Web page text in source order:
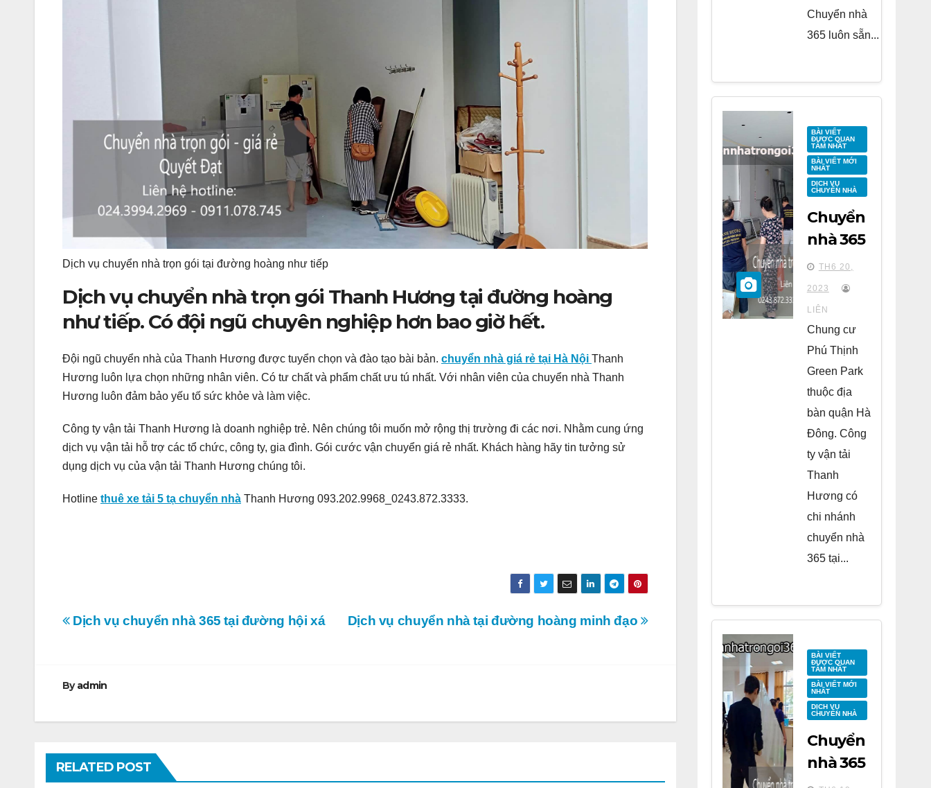
Dịch vụ chuyển nhà trọn gói tại đường hoàng như tiếp
Dịch vụ chuyển nhà trọn gói Thanh Hương tại đường hoàng
như tiếp. Có đội ngũ chuyên nghiệp hơn bao giờ hết.
Đội ngũ chuyển nhà của Thanh Hương được tuyển chọn và đào tạo bài bản. chuyển nhà giá rẻ tại Hà Nội Thanh
Hương luôn lựa chọn những nhân viên. Có tư chất và phẩm chất ưu tú nhất. Với nhân viên của chuyển nhà Thanh
Hương luôn đảm bảo yếu tố sức khỏe và làm việc.
Công ty vận tải Thanh Hương là doanh nghiệp trẻ. Nên chúng tôi muốn mở rộng thị trường đi các nơi. Nhằm cung ứng
dịch vụ vận tải hỗ trợ các tổ chức, công ty, gia đình. Gói cước vận chuyển giá rẻ nhất. Khách hàng hãy tin tưởng sử
dụng dịch vụ của vận tải Thanh Hương chúng tôi.
Hotline thuê xe tải 5 tạ chuyển nhà Thanh Hương 093.202.9968_0243.872.3333.
Điều
bài
Dịch vụ chuyển nhà tại đường hoàng minh đạo
Dịch vụ chuyển nhà 365 tại đường hội xá
Byadmin
RELATED POST
Chuyển nhà
365 luôn sẵn...
BÀI VIẾT
ĐƯỢC QUAN
TÂM NHẤT
BÀI VIẾT MỚI
NHẤT
DỊCH VỤ
CHUYỂN NHÀ
Chuyển
nhà 365
tại
chung
cư Phú
Thịnh
Green
Park Hà
Đông
TH6 20,
2023
LIÊN
Chung cư
Phú Thịnh
Green Park
thuộc địa
bàn quận Hà
Đông. Công
ty vận tải
Thanh
Hương có
chi nhánh
chuyển nhà
365 tại...
BÀI VIẾT
ĐƯỢC QUAN
TÂM NHẤT
BÀI VIẾT MỚI
NHẤT
DỊCH VỤ
CHUYỂN NHÀ
Chuyển
nhà 365